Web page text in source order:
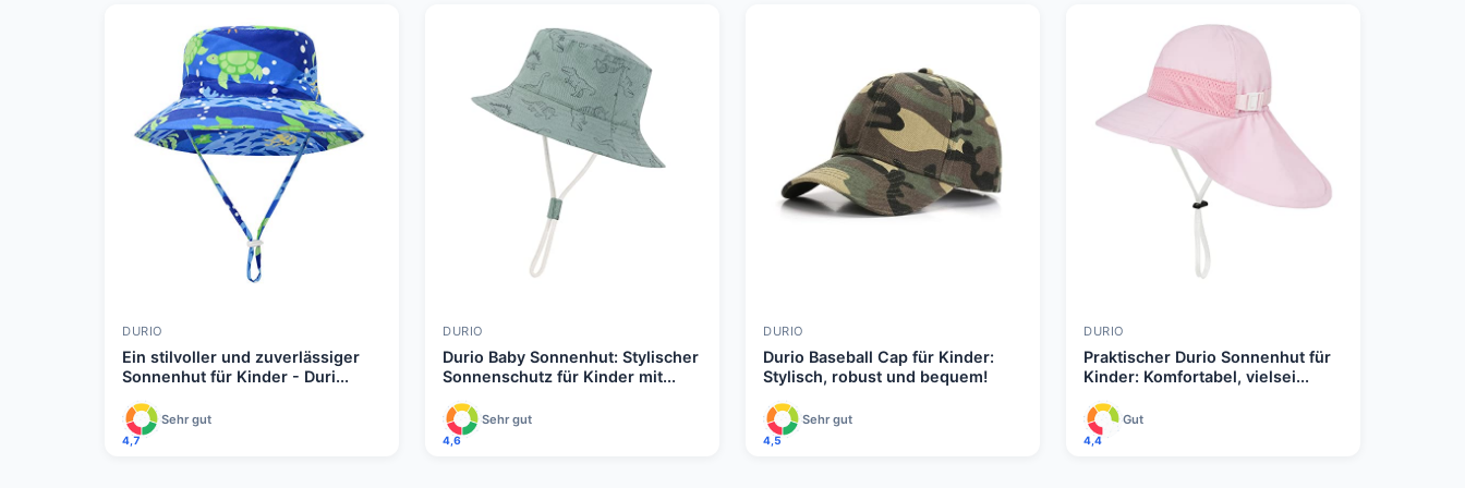
DURIO
Ein stilvoller und zuverlässiger
Sonnenhut für Kinder - Duri...
4,7
Sehr gut
DURIO
Durio Baby Sonnenhut: Stylischer
Sonnenschutz für Kinder mit...
4,6
Sehr gut
DURIO
Durio Baseball Cap für Kinder:
Stylisch, robust und bequem!
4,5
Sehr gut
DURIO
Praktischer Durio Sonnenhut für
Kinder: Komfortabel, vielsei...
4,4
Gut